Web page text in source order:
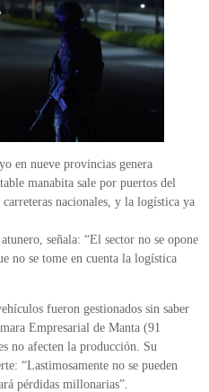
en nueve provincias genera
manabita sale por puertos del
nacionales, y la logística ya
señala: “El sector no se opone
no se tome en cuenta la logística
fueron gestionados sin saber
Empresarial de Manta (91
no afecten la producción. Su
“Lastimosamente no se pueden
pérdidas millonarias”.